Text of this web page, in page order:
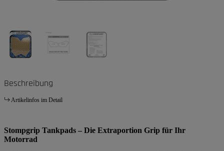
Beschreibung
Artikelinfos im Detail
Stompgrip Tankpads – Die Extraportion Grip für Ihr
Motorrad